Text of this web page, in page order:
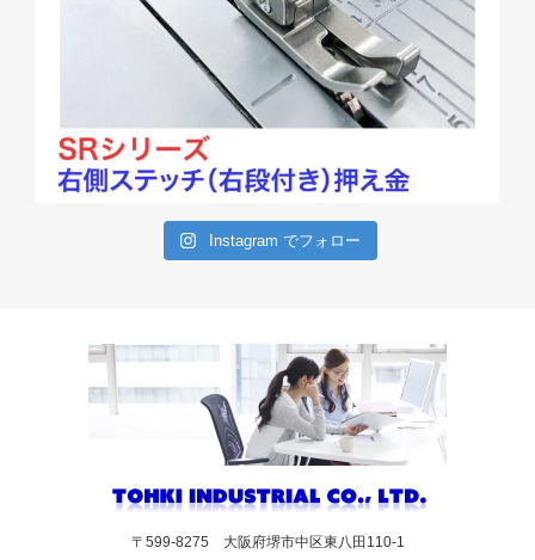
Instagram でフォロー
〒599-8275 大阪府堺市中区東八田110-1